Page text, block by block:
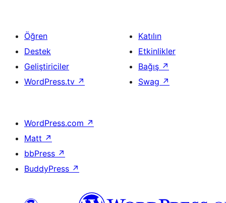
Öğren
Destek
Geliştiriciler
WordPress.tv ↗
Katılın
Etkinlikler
Bağış ↗
Swag ↗
WordPress.com ↗
Matt ↗
bbPress ↗
BuddyPress ↗